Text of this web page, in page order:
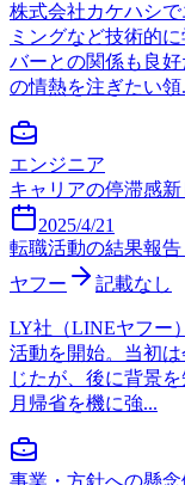
株式会社カケハシ
ミングなど技術的
バーとの関係も良
の情熱を注ぎたい領
エンジニア
キャリアの停滞感
2025/4/21
転職活動の結果報告
ヤフー
記載なし
LY社（LINEヤフー
活動を開始。当初
じたが、後に背景
月帰省を機に強...
事業・方針への懸念